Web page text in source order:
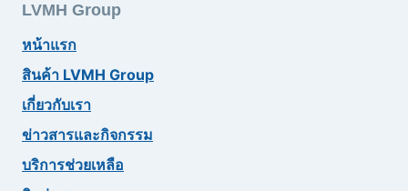
LVMH Group
หน้าแรก
สินค้า LVMH Group
เกี่ยวกับเรา
ข่าวสารและกิจกรรม
บริการช่วยเหลือ